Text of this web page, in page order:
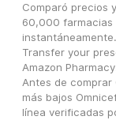
Comparó precios
60,000 farmacias
instantáneamente.
Transfer your
Amazon
Antes de
más bajos
línea verificadas